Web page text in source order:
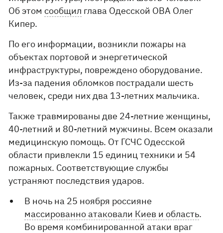
Об этомсообщил глава Одесской ОВА Олег
Кипер.
По его информации, возникли пожары на
объектах портовой и энергетической
инфраструктуры, повреждено оборудование.
Из-за падения обломков пострадали шесть
человек, среди них два 13-летних мальчика.
Также травмированы две 24-летние женщины,
40-летний и 80-летний мужчины. Всем оказали
медицинскую помощь. От ГСЧС Одесской
области привлекли 15 единиц техники и 54
пожарных. Соответствующие службы
устраняют последствия ударов.
В ночь на 25 ноября россияне
массированно атаковали Киев и область.
Во время комбинированной атаки враг